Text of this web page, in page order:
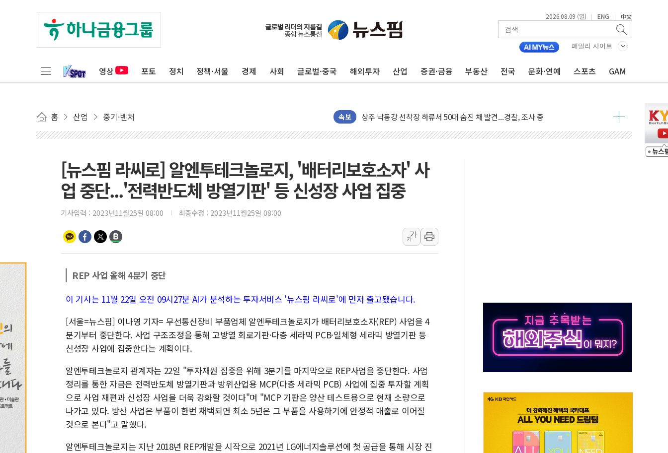
2026.08.09 (일) | ENG | 中文
패밀리 사이트
영상 포토 정치 정책·서울 경제 사회 글로벌·중국 해외투자 산업 증권·금융 부동산 전국 문화·연예 스포츠 GAM
홈 산업 중기·벤처 속보
평택 진위면 공장서 질식사고 발생…작업자 1명 숨져
[종합] 김민석, 정청래에 누적 1.48%p 차 선두 유지...金 46.01% vs 鄭 44.53%
민주당 경북도당위원장에 오중기 당선...합산득표율 68.63%
김민석, 강원·대구·경북 경선서 정청래에 승리…金 48.54% vs 鄭 44.40%
[속보] 민주, 강원·대구·경북 경선 결과...김민석 48.54% 정청래 44.40%
[속보] 민주, 경북 경선 결과 발표...김민석 47.37% 정청래 45.71% 송영길 6.92%
정재헌 CEO, SKT 장기고객 400명 맞이…"마음 잇는 시간 되길"
최태원, 노소영에 9440억 지급 확정되나…재상고 앞두고 막판 셈법
병무청, 보충역 전면 손질… 예술·체육요원 최대 33% 감축
홈플러스發 대형마트 판매, 역대 최대폭 감소한 9.4%↓…유통업계 양극화 심화
윤준병·이해민 의원, '정부 특사'로 콜롬비아 대통령 취임식 참석
'호우·산사태 주의보' 울진 시간당 30mm 강한 비...호우 피해 없어
여야, 황희 '버스 하우스' 공방…野 "청년 우롱 기괴" vs 與 "송구한 해프닝"
[뉴스핌 라씨로] 알엔투테크놀로지, '배터리보호소자' 사
업 중단...'전력반도체 방열기판' 등 신성장 사업 집중
기사입력 : 2023년11월25일 08:00 최종수정 : 2023년11월25일 08:00
가
가
REP 사업 올해 4분기 중단
이 기사는 11월 22일 오전 09시27분 AI가 분석하는 투자서비스 '뉴스핌 라씨로'에 먼저 출고됐습니다.
[서울=뉴스핌] 이나영 기자= 무선통신장비 부품업체 알엔투테크놀로지가 배터리보호소자(REP) 사업을 4
분기부터 중단한다. 사업 구조조정을 통해 고방열 회로기판·다층 세라믹 PCB·일체형 세라믹 방열기판 등
신성장 사업에 집중한다는 계획이다.
알엔투테크놀로지 관계자는 22일 "투자재원 집중을 위해 3분기를 마지막으로 REP사업을 중단한다. 사업
정리를 통한 자금은 전력반도체 방열기판과 방위산업용 MCP(다층 세라믹 PCB) 사업에 집중 투자할 계획
으로 사업 재편과 신성장 사업을 더욱 강화할 것이다"며 "MCP 기판은 양산 테스트용으로 현재 소량으로
나가고 있다. 방산 사업은 부품이 한번 채택되면 최소 5년은 그 부품을 사용하기에 안정적 매출로 이어질
것으로 본다"고 말했다.
알엔투테크놀로지는 지난 2018년 REP개발을 시작으로 2021년 LG에너지솔루션에 첫 공급을 통해 시장 진